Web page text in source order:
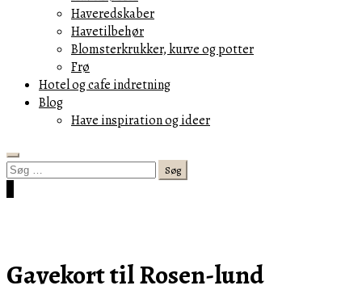
Haveredskaber
Havetilbehør
Blomsterkrukker, kurve og potter
Frø
Hotel og cafe indretning
Blog
Have inspiration og ideer
Search
Søg
efter:
Gavekort til Rosen-lund